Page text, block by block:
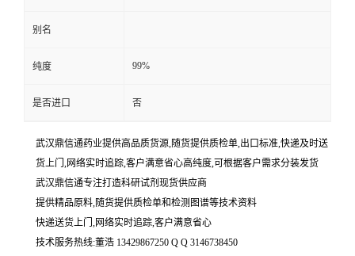
别名
纯度 99%
是否进口 否
武汉鼎信通药业提供高品质货源,随货提供质检单,出口标准,快递及时送
货上门,网络实时追踪,客户满意省心高纯度,可根据客户需求分装发货
武汉鼎信通专注打造科研试剂现货供应商
提供精品原料,随货提供质检单和检测图谱等技术资料
快递送货上门,网络实时追踪,客户满意省心
技术服务热线:董浩 13429867250 Q Q 3146738450